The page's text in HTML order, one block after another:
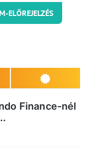
ELŐREJELZÉS
Finance-nél